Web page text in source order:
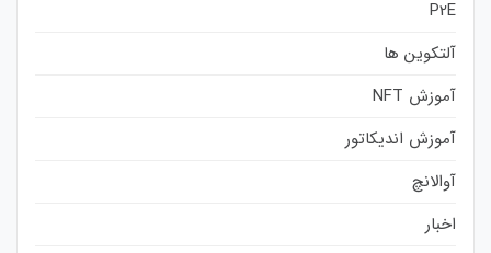
P2E
آلتکوین ها
آموزش NFT
آموزش اندیکاتور
آوالانچ
اخبار